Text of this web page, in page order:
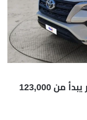
تتوفر تويوتا فورتشنر 2026 بسعر يبدأ من 123,000